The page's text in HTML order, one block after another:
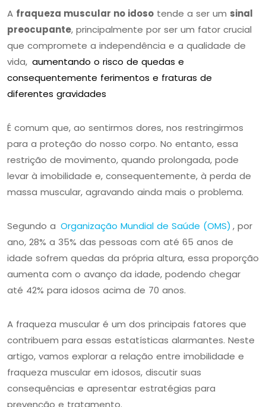
A fraqueza muscular no idoso tende a ser um sinal
preocupante, principalmente por ser um fator crucial
que compromete a independência e a qualidade de
vida, aumentando o risco de quedas e
consequentemente ferimentos e fraturas de
diferentes gravidades
É comum que, ao sentirmos dores, nos restringirmos
para a proteção do nosso corpo. No entanto, essa
restrição de movimento, quando prolongada, pode
levar à imobilidade e, consequentemente, à perda de
massa muscular, agravando ainda mais o problema.
Segundo a Organização Mundial de Saúde (OMS) , por
ano, 28% a 35% das pessoas com até 65 anos de
idade sofrem quedas da própria altura, essa proporção
aumenta com o avanço da idade, podendo chegar
até 42% para idosos acima de 70 anos.
A fraqueza muscular é um dos principais fatores que
contribuem para essas estatísticas alarmantes. Neste
artigo, vamos explorar a relação entre imobilidade e
fraqueza muscular em idosos, discutir suas
consequências e apresentar estratégias para
prevenção e tratamento.